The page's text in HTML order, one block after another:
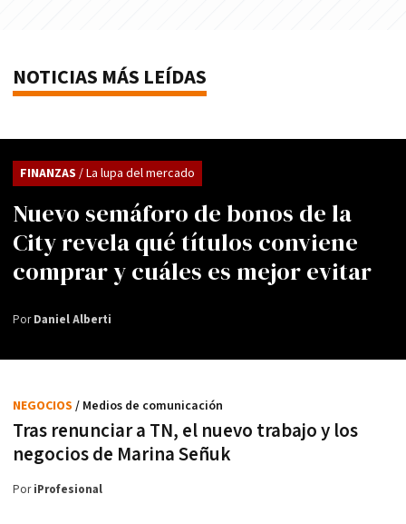
NOTICIAS MÁS LEÍDAS
Nuevo semáforo de bonos de la
City revela qué títulos conviene
comprar y cuáles es mejor evitar
FINANZAS / La lupa del mercado
PorDaniel Alberti
Tras renunciar a TN, el nuevo trabajo y los
negocios de Marina Señuk
NEGOCIOS / Medios de comunicación
PoriProfesional